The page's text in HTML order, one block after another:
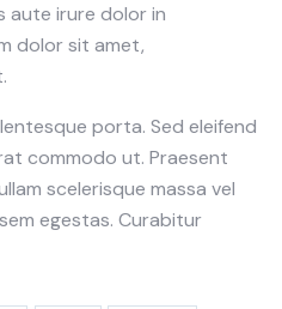
aute irure dolor in
dolor sit amet,
porta. Sed eleifend
commodo ut. Praesent
scelerisque massa vel
egestas. Curabitur